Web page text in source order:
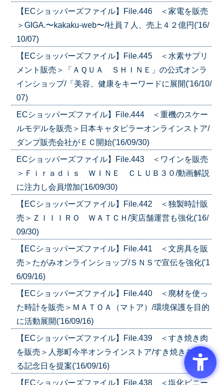
【ECショッパーズファイル】File.446 ＜家電を販売
＞GIGA.〜kakaku-web〜/社員７人、売上４２億円('16/
10/07)
【ECショッパーズファイル】File.445 ＜水素サプリ
メント販売＞「ＡＱＵＡ ＳＨＩＮＥ」の公式オンラ
インショップ/「美容、健康をキーワードに展開('16/10/
07)
ECショッパーズファイル】File.444 ＜重機のスケー
ルモデルを販売＞日本キャタピラーオンラインストア/
ダンプ販売会社がＥＣ開始('16/09/30)
ECショッパーズファイル】File.443 ＜ワインを販売
＞Ｆｉｒａｄｉｓ ＷＩＮＥ ＣＬＵＢ３０/動画解説
に注力し会員増加('16/09/30)
【ECショッパーズファイル】File.442 ＜独製時計販
売＞ＺＩＩＩＲＯ ＷＡＴＣＨ/実店舗運営も強化('16/
09/30)
【ECショッパーズファイル】File.441 ＜文房具を販
売＞たがみオンラインショップ/ＳＮＳで宣伝を強化('1
6/09/16)
【ECショッパーズファイル】File.440 ＜廃材を使っ
た時計を販売＞ＭＡＴＯＡ（マトア）/環境保護を目的
に活動展開('16/09/16)
【ECショッパーズファイル】File.439 ＜すき焼き肉
を販売＞人形町今半オンラインストア/すき焼きを食べ
る記念日を提案('16/09/16)
【ECショッパーズファイル】File.438 ＜塩化ビニー